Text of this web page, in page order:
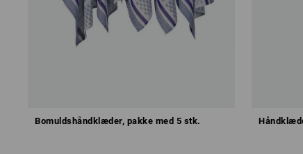
Bomuldshåndklæder, pakke med 5 stk.